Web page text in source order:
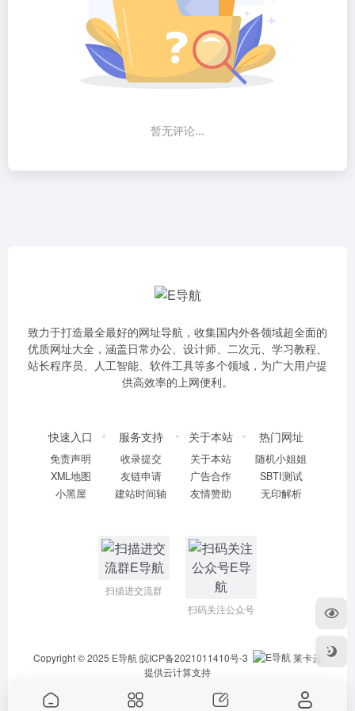
暂无评论...
致力于打造最全最好的网址导航，收集国内外各领域超全面的
优质网址大全，涵盖日常办公、设计师、二次元、学习教程、
站长程序员、人工智能、软件工具等多个领域，为广大用户提
供高效率的上网便利。
快速入口
免责声明
XML地图
小黑屋
服务支持
收录提交
友链申请
建站时间轴
关于本站
关于本站
广告合作
友情赞助
热门网址
随机小姐姐
SBTI测试
无印解析
扫描进交流群
扫码关注公众号
Copyright © 2025 E导航皖ICP备2021011410号-3
莱卡云
提供云计算支持